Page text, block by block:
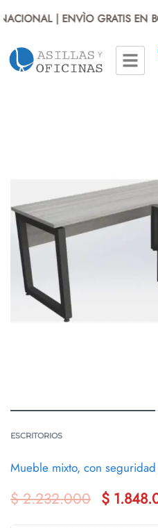
| ENVÌO GRATIS EN
ESCRITORIOS
Mueble mixto, con
$2.232.000 $